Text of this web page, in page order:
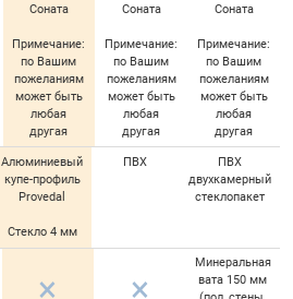
Соната
Примечание:
по Вашим
пожеланиям
может быть
любая
другая
Соната
Примечание:
по Вашим
пожеланиям
может быть
любая
другая
Соната
Примечание:
по Вашим
пожеланиям
может быть
любая
другая
Алюминиевый
купе-профиль
Provedal
Стекло 4 мм
ПВХ
ПВХ
двухкамерный
стеклопакет
Минеральная
вата 150 мм